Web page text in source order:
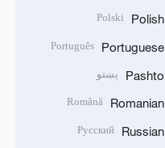
Polish
Polski
Portuguese
Português
Pashto پښتو
Romanian
Română
Russian
Русский